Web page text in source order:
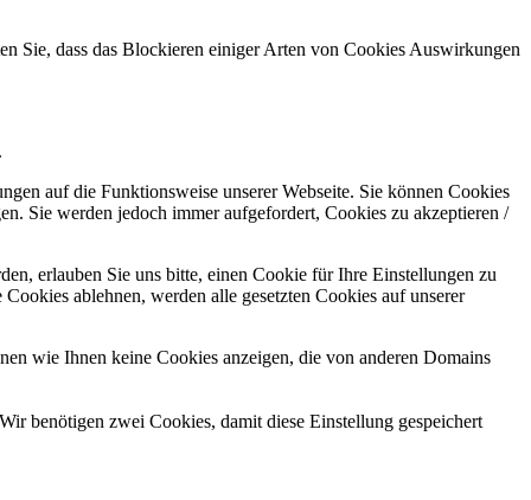
Sie, dass das Blockieren einiger Arten von Cookies Auswirkungen
auf die Funktionsweise unserer Webseite. Sie können Cookies
Sie werden jedoch immer aufgefordert, Cookies zu akzeptieren /
erlauben Sie uns bitte, einen Cookie für Ihre Einstellungen zu
ablehnen, werden alle gesetzten Cookies auf unserer
wie Ihnen keine Cookies anzeigen, die von anderen Domains
benötigen zwei Cookies, damit diese Einstellung gespeichert